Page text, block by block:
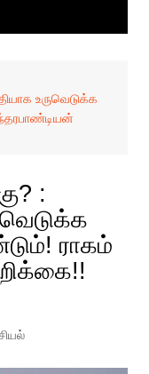
உருவெடுக்க
:
ராகம்